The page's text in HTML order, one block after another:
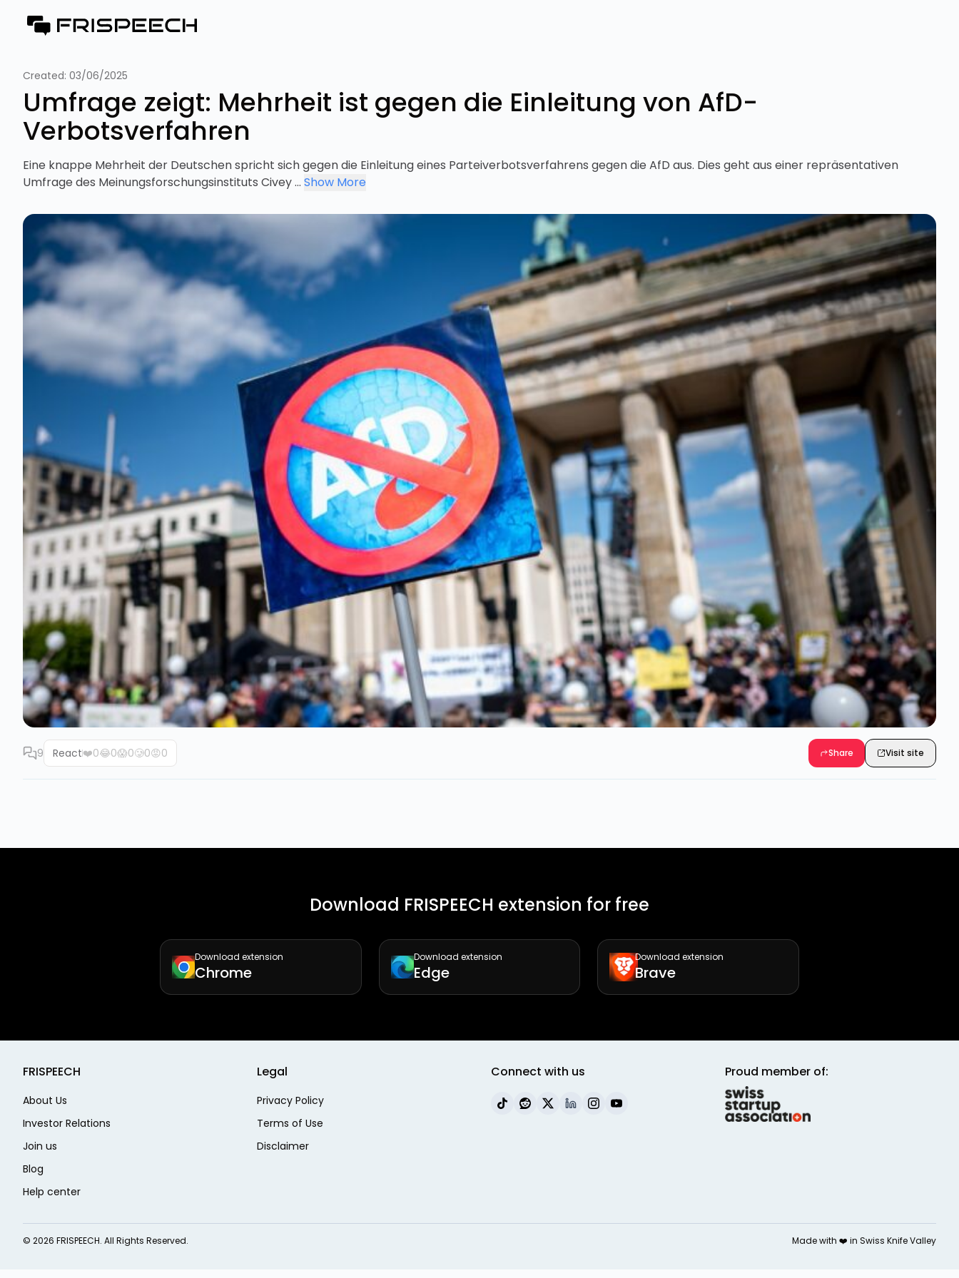
Created: 03/06/2025
Umfrage zeigt: Mehrheit ist gegen die Einleitung von AfD-
Verbotsverfahren
Eine knappe Mehrheit der Deutschen spricht sich gegen die Einleitung eines Parteiverbotsverfahrens gegen die AfD aus. Dies geht aus einer repräsentativen
Umfrage des Meinungsforschungsinstituts Civey ... Show More
9 React❤️0😂0😱0🥲0😡0 Share Visit site
Download FRISPEECH extension for free
Download extension
Chrome
Download extension
Edge
Download extension
Brave
FRISPEECH
About Us
Investor Relations
Join us
Blog
Help center
Legal
Privacy Policy
Terms of Use
Disclaimer
Connect with us Proud member of:
© 2026 FRISPEECH. All Rights Reserved. Made with ❤️ in Swiss Knife Valley